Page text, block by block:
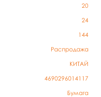
20
24
144
Распродажа
КИТАЙ
4690296014117
Бумага